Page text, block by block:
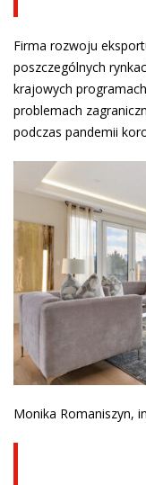
Firma rozwoju
poszczególnych
krajowych
problemach
podczas pandemii
Monika Romaniszyn,